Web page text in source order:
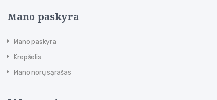
Mano paskyra
Mano paskyra
Krepšelis
Mano norų sąrašas